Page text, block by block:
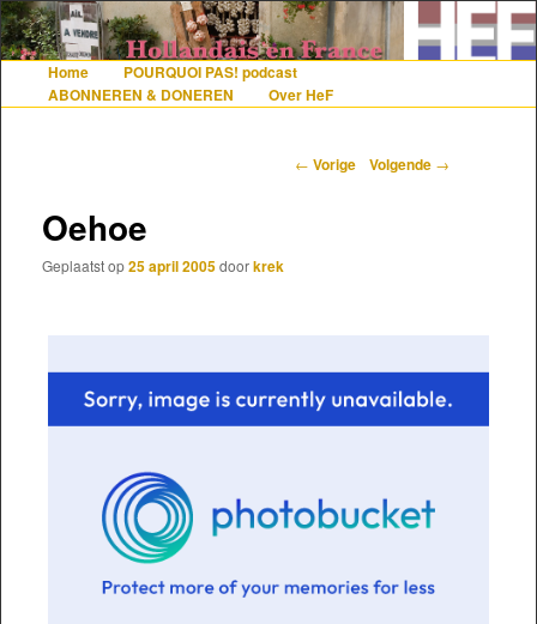
De gezelligste website voor Nederlanders die iets met Frankrijk hebben
HoofdmenuSpring naar de primaire inhoud
Spring naar de secundaire inhoud
Home
POURQUOI PAS! podcast
ABONNEREN & DONEREN
Over HeF
Berichtnavigatie
← Vorige Volgende →
Oehoe
Geplaatst op25 april 2005doorkrek